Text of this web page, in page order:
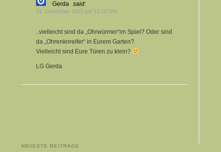
Gerda said:
21. Dezember 2015 um 12:10 Uhr
..vielleicht sind da „Ohrwürmer“im Spiel? Oder sind
da „Ohrenknreifer“ in Eurem Garten?
Vielleicht sind Eure Türen zu klein?
LG Gerda
NEUESTE BEITRÄGE